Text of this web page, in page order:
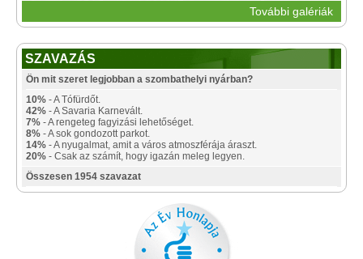
További galériák
SZAVAZÁS
Ön mit szeret legjobban a szombathelyi nyárban?
10% - A Tófürdőt.
42% - A Savaria Karnevált.
7% - A rengeteg fagyizási lehetőséget.
8% - A sok gondozott parkot.
14% - A nyugalmat, amit a város atmoszférája áraszt.
20% - Csak az számít, hogy igazán meleg legyen.
Összesen 1954 szavazat